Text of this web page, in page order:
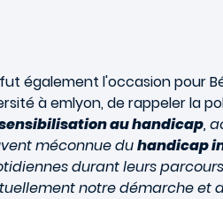
également l'occasion pour
à emlyon, de rappeler la
au handicap,
méconnue duhandicap
durant leurs
notre démarche et